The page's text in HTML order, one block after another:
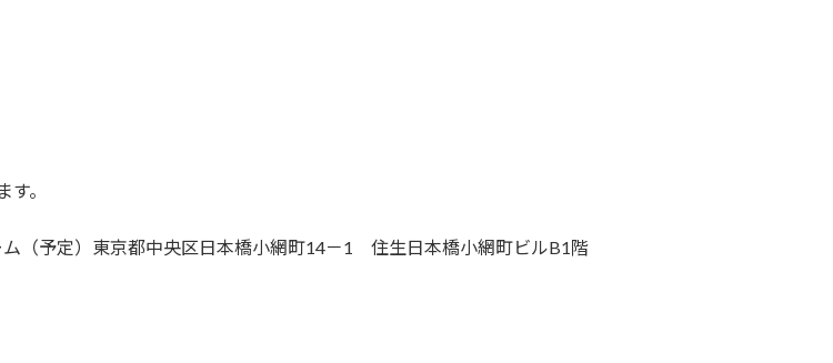
。
東京都中央区日本橋小網町14－1 住生日本橋小網町ビルB1階